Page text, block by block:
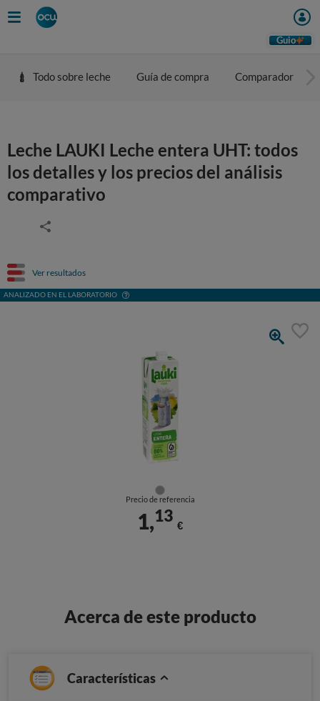
Guio
Todo sobre leche Guía de compra Comparador
Leche LAUKI Leche entera UHT: todos
los detalles y los precios del análisis
comparativo
Ver resultados
ANALIZADO EN EL LABORATORIO
Precio de referencia
1,13
€
Acerca de este producto
Características